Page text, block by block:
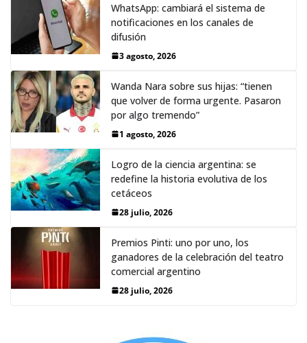
WhatsApp: cambiará el sistema de
notificaciones en los canales de
difusión
3 agosto, 2026
Wanda Nara sobre sus hijas: “tienen
que volver de forma urgente. Pasaron
por algo tremendo”
1 agosto, 2026
Logro de la ciencia argentina: se
redefine la historia evolutiva de los
cetáceos
28 julio, 2026
Premios Pinti: uno por uno, los
ganadores de la celebración del teatro
comercial argentino
28 julio, 2026